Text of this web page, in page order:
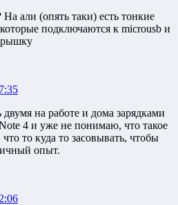
али (опять таки) есть тонкие
подключаются к microusb и
на работе и дома зарядками
4 и уже не понимаю, что такое
то куда то засовывать, чтобы
опыт.